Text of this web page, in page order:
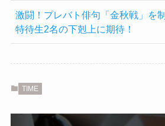
激闘！プレバト俳句「金秋戦」を
特待生2名の下剋上に期待！
TIME